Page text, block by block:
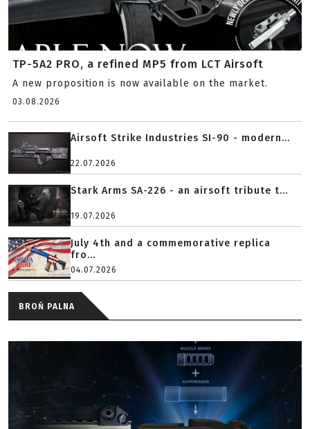
TP-5A2 PRO, a refined MP5 from LCT Airsoft
A new proposition is now available on the market.
03.08.2026
Airsoft Strike Industries SI-90 - modern...
22.07.2026
Stark Arms SA-226 - an airsoft tribute t...
19.07.2026
July 4th and a commemorative replica
fro...
04.07.2026
BROŃ PALNA